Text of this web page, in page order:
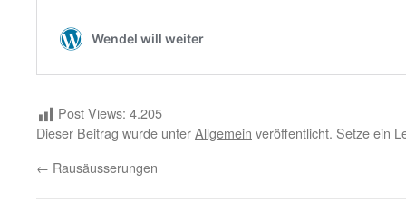
Post Views: 4.205
Dieser Beitrag wurde unterAllgemein veröffentlicht. Setze ein
← Rausäusserungen